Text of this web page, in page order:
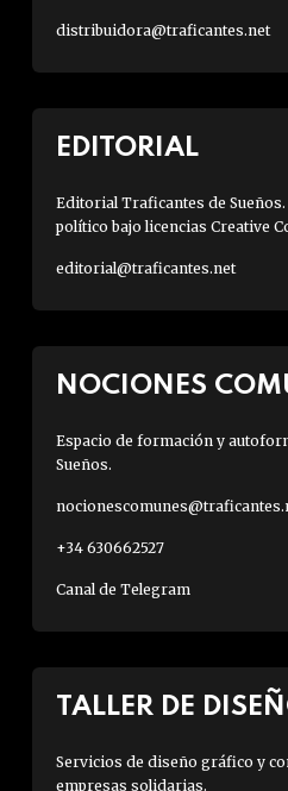
distribuidora@traficantes.net
EDITORIAL
Editorial Traficantes de
político bajo licencias Creative
editorial@traficantes.net
NOCIONES
Espacio de formación y
Sueños.
+34 630662527
Canal de Telegram
TALLER DE
Servicios de diseño gráfico y
empresas solidarias.